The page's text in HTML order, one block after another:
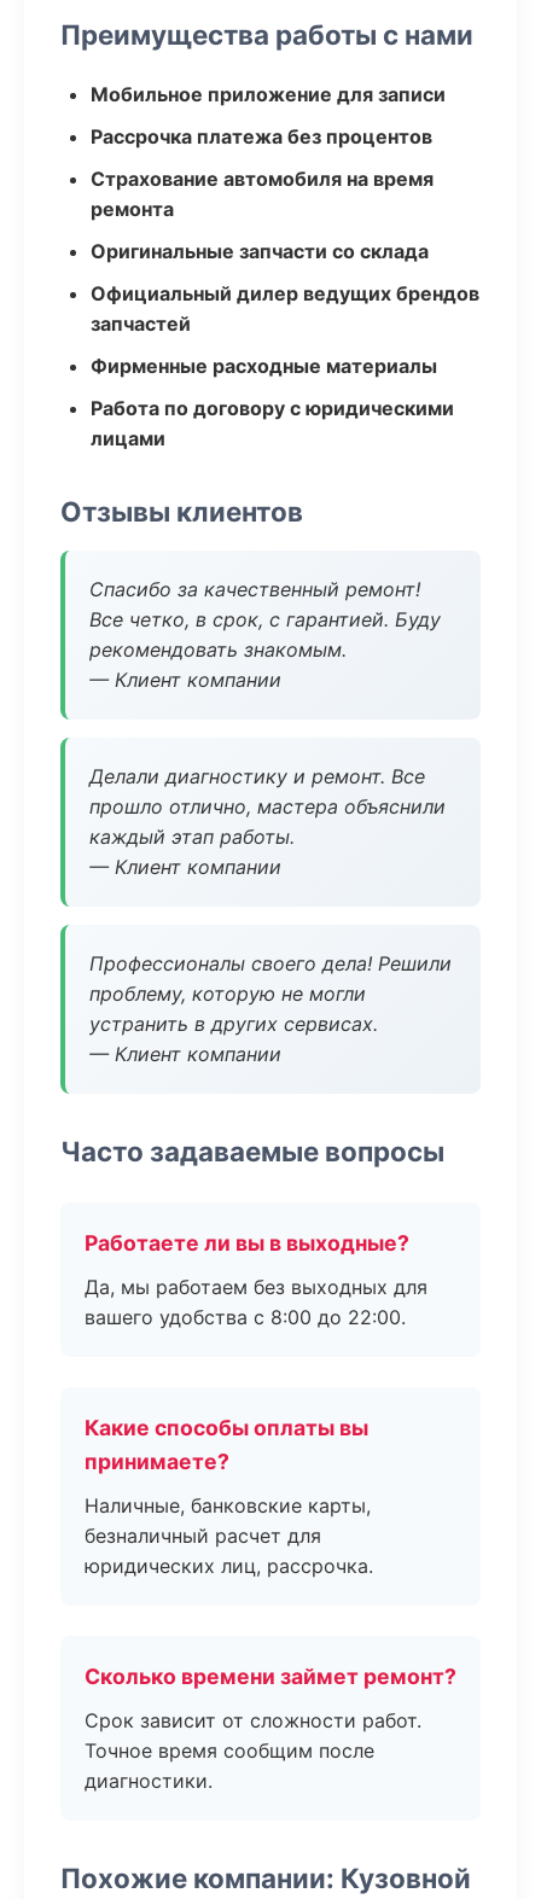
Преимущества работы с нами
Мобильное приложение для записи
Рассрочка платежа без процентов
Страхование автомобиля на время
ремонта
Оригинальные запчасти со склада
Официальный дилер ведущих брендов
запчастей
Фирменные расходные материалы
Работа по договору с юридическими
лицами
Отзывы клиентов
Спасибо за качественный ремонт!
Все четко, в срок, с гарантией. Буду
рекомендовать знакомым.
— Клиент компании
Делали диагностику и ремонт. Все
прошло отлично, мастера объяснили
каждый этап работы.
— Клиент компании
Профессионалы своего дела! Решили
проблему, которую не могли
устранить в других сервисах.
— Клиент компании
Часто задаваемые вопросы
Работаете ли вы в выходные?
Да, мы работаем без выходных для
вашего удобства с 8:00 до 22:00.
Какие способы оплаты вы
принимаете?
Наличные, банковские карты,
безналичный расчет для
юридических лиц, рассрочка.
Сколько времени займет ремонт?
Срок зависит от сложности работ.
Точное время сообщим после
диагностики.
Похожие компании: Кузовной